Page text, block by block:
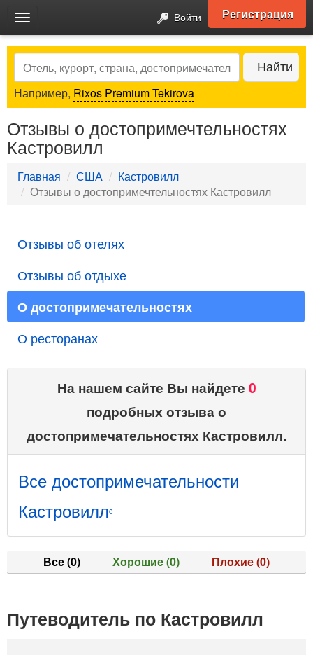
Toggle
navigation
Войти Регистрация
Search Найти
Например, Rixos Premium Tekirova
Отзывы о достопримечтельностях
Кастровилл
Главная США
Кастровилл
Отзывы о достопримечтельностях Кастровилл
Отзывы об отелях
Отзывы об отдыхе
О достопримечательностях
О ресторанах
На нашем сайте Вы найдете 0
подробных отзыва о
достопримечательностях Кастровилл.
Все достопримечательности
Кастровилл0
Все(0) Хорошие(0) Плохие(0)
Путеводитель по Кастровилл